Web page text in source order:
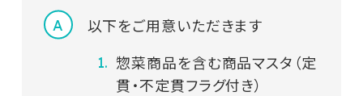
以下をご用意いただきます
惣菜商品を含む商品マスタ（定
貫・不定貫フラグ付き）